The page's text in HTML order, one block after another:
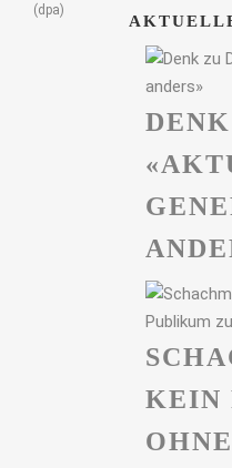
(dpa)
KEIN